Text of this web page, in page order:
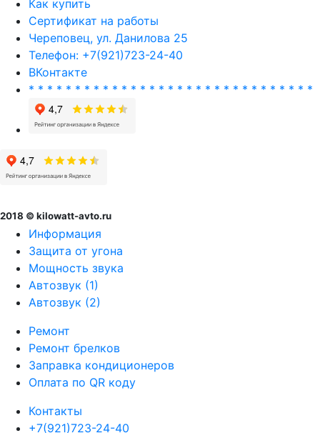
Как купить
Сертификат на работы
Череповец, ул. Данилова 25
Телефон: +7(921)723-24-40
ВКонтакте
* * * * * * * * * * * * * * * * * * * * * * * * * * * * * * *
2018 © kilowatt-avto.ru
Информация
Защита от угона
Мощность звука
Автозвук (1)
Автозвук (2)
Ремонт
Ремонт брелков
Заправка кондиционеров
Оплата по QR коду
Контакты
+7(921)723-24-40